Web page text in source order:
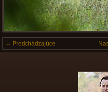
← Predchádzajúce